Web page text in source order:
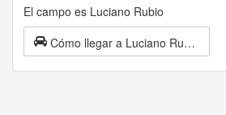
El campo es Luciano Rubio
Cómo llegar a Luciano Rubio